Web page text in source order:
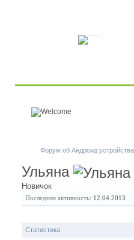
Форум об Андроид
Ульяна
Новичок
Последняя активность: 12.04.2013
Статистика